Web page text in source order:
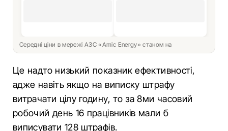
Середні ціни в мережі АЗС «Amic Energy» станом на
Це надто низький показник ефективності,
адже навіть якщо на виписку штрафу
витрачати цілу годину, то за 8ми часовий
робочий день 16 працівників мали б
виписувати 128 штрафів.